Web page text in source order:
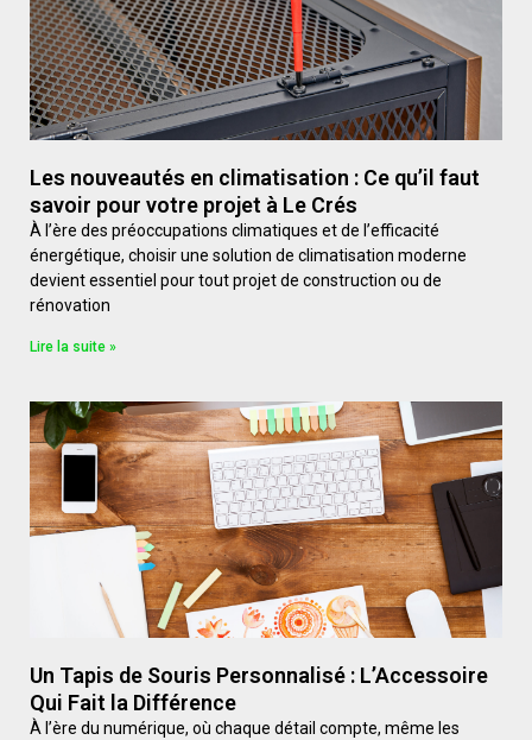
Les nouveautés en climatisation : Ce qu’il faut
savoir pour votre projet à Le Crés
À l’ère des préoccupations climatiques et de l’efficacité
énergétique, choisir une solution de climatisation moderne
devient essentiel pour tout projet de construction ou de
rénovation
Lire la suite »
Un Tapis de Souris Personnalisé : L’Accessoire
Qui Fait la Différence
À l’ère du numérique, où chaque détail compte, même les